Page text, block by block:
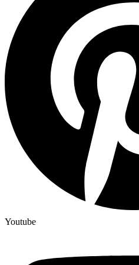
Youtube